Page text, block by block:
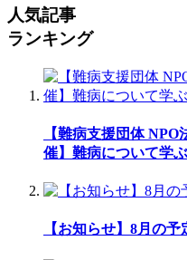
人気記事
ランキング
【難病支援団体
催】難病について学
【お知らせ】8月の予